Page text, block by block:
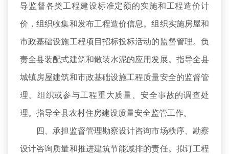
导监督各类工程建设标准定额的实施和工程造价计
价，组织收集和发布工程造价信息。组织实施房屋和
市政基础设施工程项目招标投标活动的监督管理。负
责全县装配式建筑和散装水泥的应用发展。指导全县
城镇房屋建筑和市政基础设施工程质量安全的监督管
理。组织或参与工程重大质量、安全事故的调查处
理。指导全县农村住房建设质量安全监管工作。
四、承担监督管理勘察设计咨询市场秩序、勘察
设计咨询质量和推进建筑节能减排的责任。拟订工程